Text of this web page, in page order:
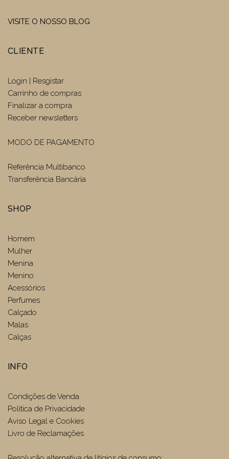
VISITE O NOSSO BLOG
CLIENTE
Login | Resgistar
Carrinho de compras
Finalizar a compra
Receber newsletters
MODO DE PAGAMENTO
Referência Multibanco
Transferência Bancária
SHOP
Homem
Mulher
Menina
Menino
Acessórios
Perfumes
Calçado
Malas
Calças
INFO
Condições de Venda
Politica de Privacidade
Aviso Legal e Cookies
Livro de Reclamações